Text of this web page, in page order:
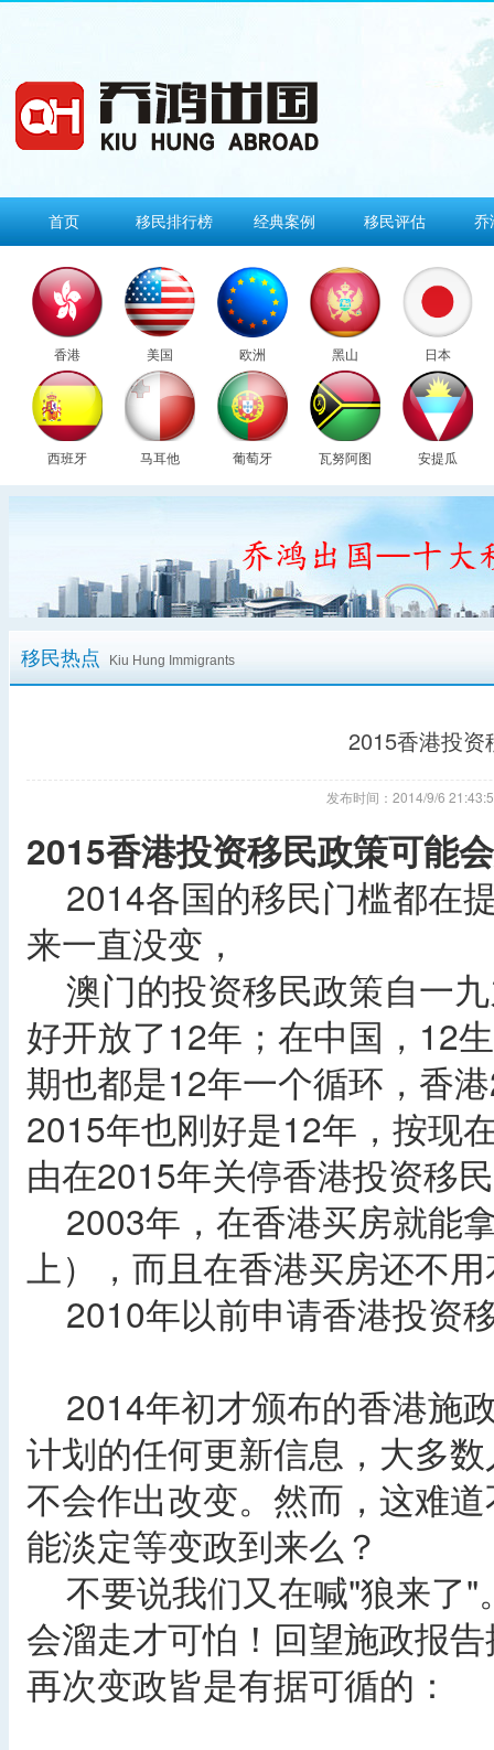
首页 移民排行榜 经典案例 移民评估 乔
香港 美国 欧洲 黑山 日本
西班牙 马耳他 葡萄牙 瓦努阿图 安提瓜
移民热点 Kiu Hung Immigrants
2015香港投
发布时间：2014/9/6
2015香港投资移民政策可能
2014各国的移民门槛都在
来一直没变，
澳门的投资移民政策自一
好开放了12年；在中国，12
期也都是12年一个循环，香
2015年也刚好是12年，按现
由在2015年关停香港投资移
2003年，在香港买房就能
上），而且在香港买房还不
2010年以前申请香港投资
2014年初才颁布的香港施
计划的任何更新信息，大多
不会作出改变。然而，这难
能淡定等变政到来么？
不要说我们又在喊"狼来了"
会溜走才可怕！回望施政报
再次变政皆是有据可循的：